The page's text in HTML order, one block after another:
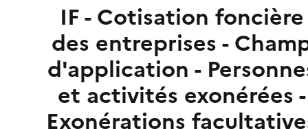
IF - Cotisation foncière
des entreprises -
d'application -
et activités exonérées -
Exonérations